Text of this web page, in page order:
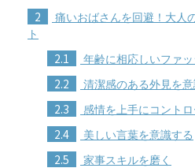
2
痛いおばさんを回避！大人
ト
2.1 年齢に相応しいファ
2.2 清潔感のある外見を意
2.3 感情を上手にコント
2.4 美しい言葉を意識する
2.5 家事スキルを磨く